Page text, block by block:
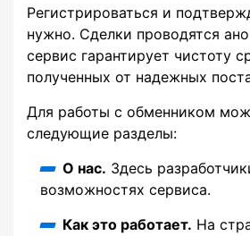
Регистрироваться и
нужно. Сделки проводятся
сервис гарантирует чистоту
полученных от надежных
Для работы с обменником
следующие разделы:
О нас. Здесь
возможностях сервиса.
Как это работает. На